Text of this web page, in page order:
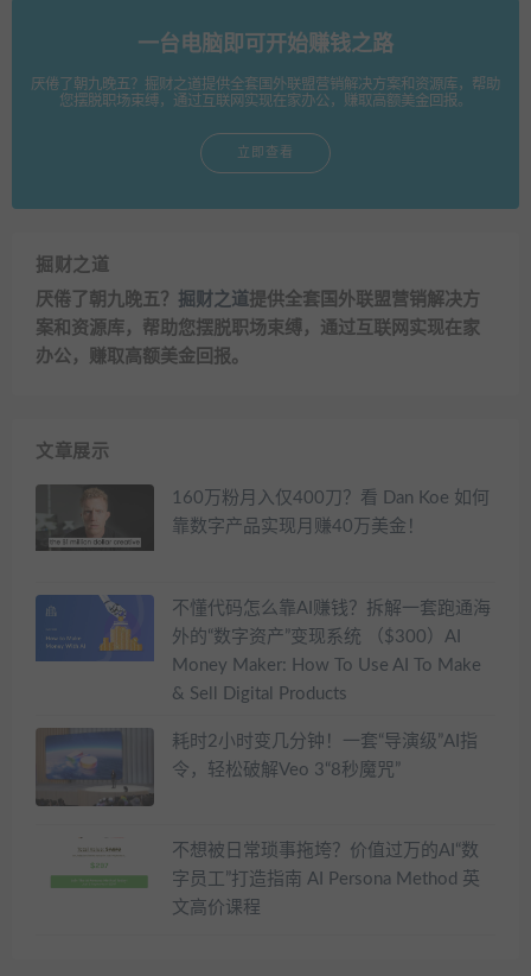
一台电脑即可开始赚钱之路
厌倦了朝九晚五？掘财之道提供全套国外联盟营销解决方案和资源库，帮助
您摆脱职场束缚，通过互联网实现在家办公，赚取高额美金回报。
立即查看
掘财之道
厌倦了朝九晚五？ 掘财之道提供全套国外联盟营销解决方
案和资源库，帮助您摆脱职场束缚，通过互联网实现在家
办公，赚取高额美金回报。
文章展示
160万粉月入仅400刀？看 Dan Koe 如何
靠数字产品实现月赚40万美金！
不懂代码怎么靠AI赚钱？拆解一套跑通海
外的“数字资产”变现系统 （$300）AI
Money Maker: How To Use AI To Make
& Sell Digital Products
耗时2小时变几分钟！一套“导演级”AI指
令，轻松破解Veo 3“8秒魔咒”
不想被日常琐事拖垮？价值过万的AI“数
字员工”打造指南 AI Persona Method 英
文高价课程